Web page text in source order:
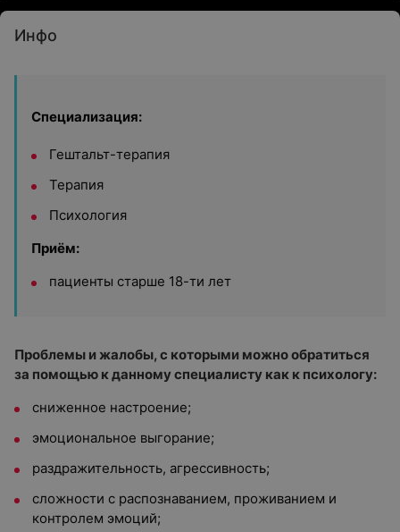
Инфо
Специализация:
Гештальт-терапия
Терапия
Психология
Приём:
пациенты старше 18-ти лет
Проблемы и жалобы, с которыми можно обратиться
за помощью к данному специалисту как к психологу:
сниженное настроение;
эмоциональное выгорание;
раздражительность, агрессивность;
сложности с распознаванием, проживанием и
контролем эмоций;